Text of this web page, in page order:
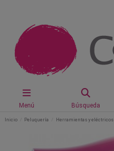
Menú Búsqueda
Inicio Peluquería Herramientas y eléctricos